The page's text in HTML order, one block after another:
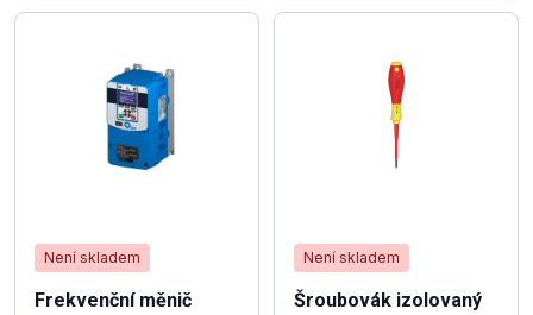
Není skladem
Frekvenční měnič
Není skladem
Šroubovák izolovaný